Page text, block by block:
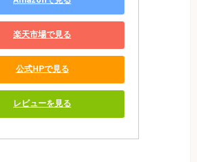
楽天市場で見る
公式HPで見る
レビューを見る